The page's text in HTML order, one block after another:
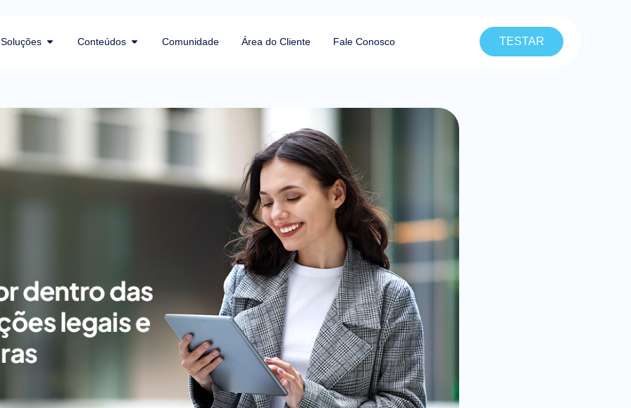
Soluções Conteúdos Comunidade Área do Cliente Fale Conosco TESTAR